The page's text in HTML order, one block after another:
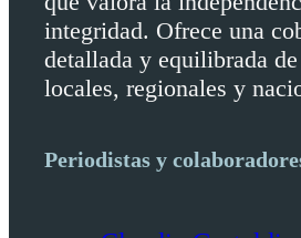
integridad. Ofrece una
detallada y equilibrada
locales, regionales y
Periodistas y